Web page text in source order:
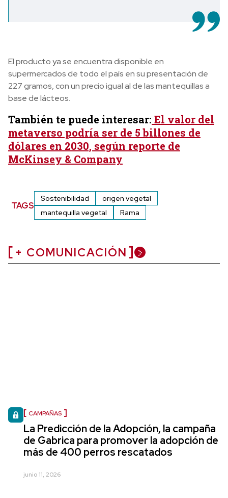
El producto ya se encuentra disponible en
supermercados de todo el país en su presentación de
227 gramos, con un precio igual al de las mantequillas a
base de lácteos.
También te puede interesar: El valor del
metaverso podría ser de 5 billones de
dólares en 2030, según reporte de
McKinsey & Company
TAGS
Sostenibilidad
origen vegetal
mantequilla vegetal
Rama
+ COMUNICACIÓN
CAMPAÑAS
La Predicción de la Adopción, la campaña
de Gabrica para promover la adopción de
más de 400 perros rescatados
junio 11, 2026